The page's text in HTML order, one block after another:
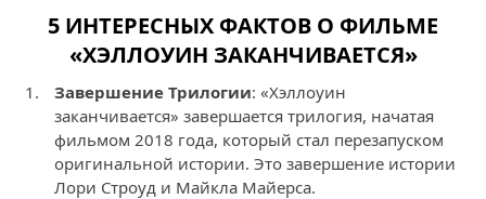
5 ИНТЕРЕСНЫХ ФАКТОВ О ФИЛЬМЕ
«ХЭЛЛОУИН ЗАКАНЧИВАЕТСЯ»
Завершение Трилогии: «Хэллоуин
заканчивается» завершается трилогия, начатая
фильмом 2018 года, который стал перезапуском
оригинальной истории. Это завершение истории
Лори Строуд и Майкла Майерса.